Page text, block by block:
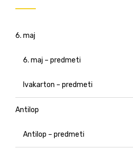
6. maj
6. maj – predmeti
Ivakarton – predmeti
Antilop
Antilop – predmeti